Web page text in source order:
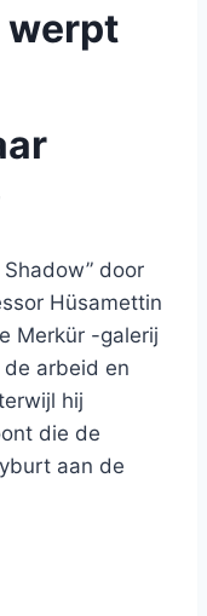
werpt
door
Hüsamettin
Merkür -galerij
arbeid en
hij
die de
aan de